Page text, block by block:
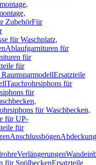
ZubehörFür
für Waschplatz,
Ablaufgarnituren für
für
für
Ersatzteile
Tauchrohrsiphons für
für
für Waschbecken,
für UP-
für
Anschlussbögen
Verlängerungen
für SpülbeckenErsatzteile